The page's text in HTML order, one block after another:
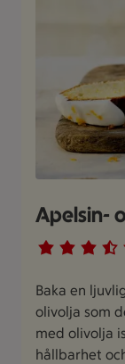
Apelsin-
Betyg 3.7 av 5.
6 personer
Baka en
olivolja som
med olivolja
hållbarhet